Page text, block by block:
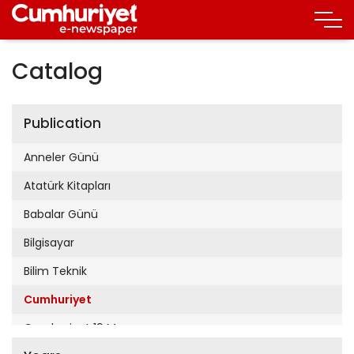
Catalog
Publication
Anneler Günü
Atatürk Kitapları
Babalar Günü
Bilgisayar
Bilim Teknik
Cumhuriyet
Cumhuriyet 19 Mayıs